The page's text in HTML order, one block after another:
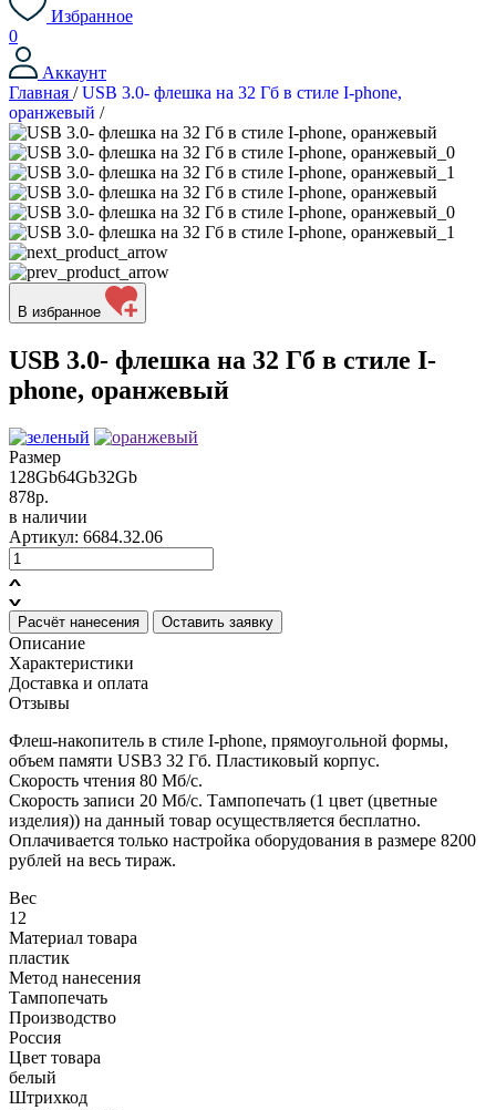
Избранное
0
Аккаунт
Главная / USB 3.0- флешка на 32 Гб в стиле I-phone,
оранжевый /
В избранное
USB 3.0- флешка на 32 Гб в стиле I-
phone, оранжевый
Размер
128Gb64Gb32Gb
878р.
в наличии
Артикул: 6684.32.06
Расчёт нанесения Оставить заявку
Описание
Характеристики
Доставка и оплата
Отзывы
Флеш-накопитель в стиле I-phone, прямоугольной формы,
объем памяти USB3 32 Гб. Пластиковый корпус.
Скорость чтения 80 Мб/с.
Скорость записи 20 Мб/с. Тампопечать (1 цвет (цветные
изделия)) на данный товар осуществляется бесплатно.
Оплачивается только настройка оборудования в размере 8200
рублей на весь тираж.
Вес
12
Материал товара
пластик
Метод нанесения
Тампопечать
Производство
Россия
Цвет товара
белый
Штрихкод